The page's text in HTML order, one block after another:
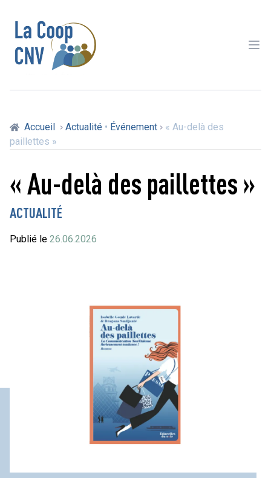
Accueil Actualité • Événement
« Au-delà des
paillettes »
« Au-delà des paillettes »
ACTUALITÉ
Publié le 26.06.2026